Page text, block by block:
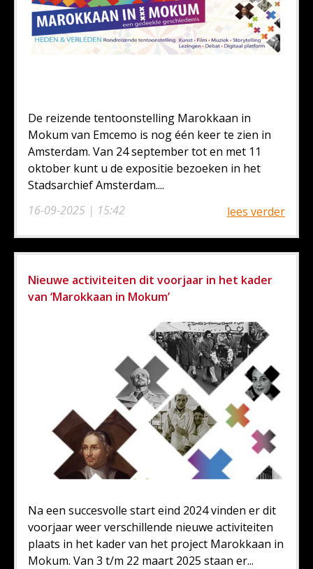
16-09-2025 | 15:42
De reizende tentoonstelling Marokkaan in
Mokum van Emcemo is nog één keer te zien in
Amsterdam. Van 24 september tot en met 11
oktober kunt u de expositie bezoeken in het
Stadsarchief Amsterdam....
lees verder
Nieuwe activiteiten dit voorjaar in het kader
van ‘Marokkaan in Mokum’
Na een succesvolle start eind 2024 vinden er dit
voorjaar weer verschillende nieuwe activiteiten
plaats in het kader van het project Marokkaan in
Mokum. Van 3 t/m 22 maart 2025 staan er...